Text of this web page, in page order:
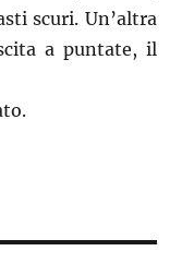
scuri. Un’altra
a puntate, il